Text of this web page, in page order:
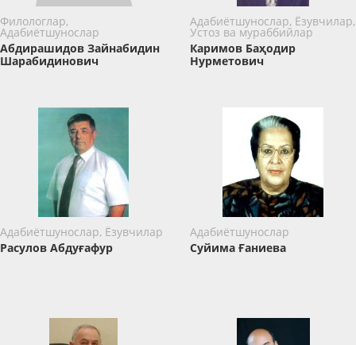
Филологлар,
Адабиётшунослар
Абдирашидов Зайнабидин
Шарабидинович
Адабиётшунослар, Ёзувчилар,
Устоз ва мураббийлар
Каримов Баҳодир
Нурметович
Адабиётшунослар, Ёзувчилар
Расулов Абдуғафур
Адабиётшунослар
Суйима Ғаниева